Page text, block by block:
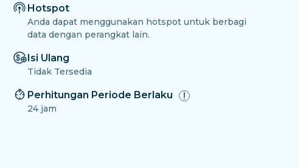
Hotspot
Anda dapat menggunakan hotspot untuk berbagi
data dengan perangkat lain.
Isi Ulang
Tidak Tersedia
Perhitungan Periode Berlaku
24 jam